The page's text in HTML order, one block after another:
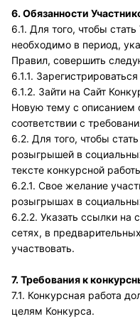
6. Обязанности
6.1. Для того, чтобы
необходимо в период,
Правил, совершить
6.1.1.
6.1.2. Зайти на Сайт
Новую тему с описанием
соответствии с
6.2. Для того, чтобы
розыгрышей в
тексте конкурсной
6.2.1. Свое желание
розыгрышах в
6.2.2. Указать ссылки на
сетях, в
участвовать.
7. Требования к
7.1. Конкурсная работа
целям Конкурса.